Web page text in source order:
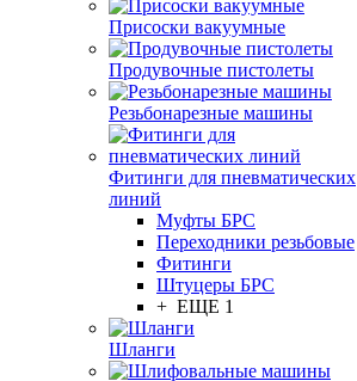
Присоски вакуумные
Продувочные пистолеты
Резьбонарезные машины
Фитинги для пневматических
линий
Муфты БРС
Переходники резьбовые
Фитинги
Штуцеры БРС
+ ЕЩЕ 1
Шланги